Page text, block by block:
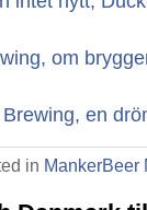
om
en
in MankerBeer